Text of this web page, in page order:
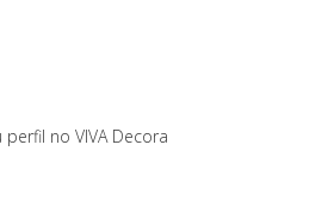
no VIVA Decora